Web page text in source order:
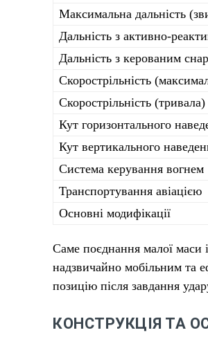
Максимальна дальність
Дальність з активно-
Дальність з керованим
Скорострільність
Скорострільність (тривала)
Кут горизонтального
Кут вертикального
Система керування вогнем
Транспортування авіацією
Основні модифікації
Саме поєднання малої маси
надзвичайно мобільним та
позицію після завдання
КОНСТРУКЦІЯ ТА